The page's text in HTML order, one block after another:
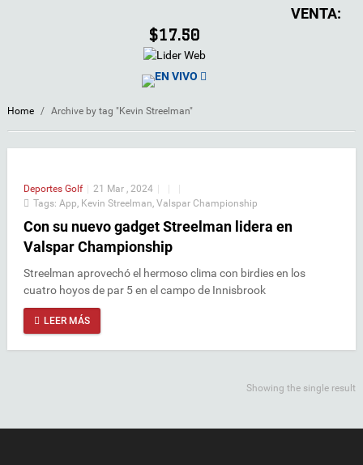
VENTA:
$17.50
EN VIVO
Home / Archive by tag "Kevin Streelman"
Deportes Golf | 21 Mar , 2024 | |
|
Tags: App Kevin Streelman Valspar Championship
Con su nuevo gadget Streelman lidera en
Valspar Championship
Streelman aprovechó el hermoso clima con birdies en los
cuatro hoyos de par 5 en el campo de Innisbrook
LEER MÁS
Showing the single result